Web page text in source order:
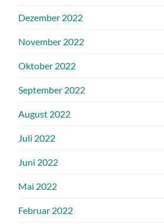
Dezember 2022
November 2022
Oktober 2022
September 2022
August 2022
Juli 2022
Juni 2022
Mai 2022
Februar 2022